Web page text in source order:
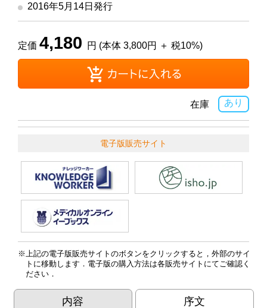
2016年5月14日発行
定価 4,180 円 (本体 3,800円 ＋ 税10%)
あり
在庫
電子版販売サイト
上記の電子版販売サイトのボタンをクリックすると，外部のサイ
トに移動します．電子版の購入方法は各販売サイトにてご確認く
ださい．
内容 序文